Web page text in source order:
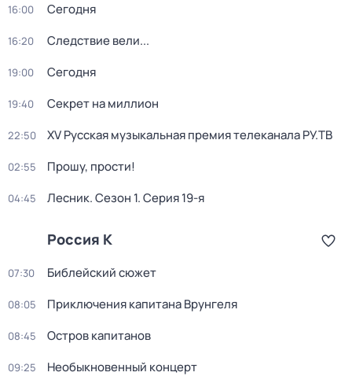
16:00 Сегодня
16:20 Следствие вели...
19:00 Сегодня
19:40 Секрет на миллион
22:50 XV Русская музыкальная премия телеканала РУ.ТВ
02:55 Прошу, прости!
04:45 Лесник. Сезон 1. Серия 19-я
Россия К
07:30 Библейский сюжет
08:05 Приключения капитана Врунгеля
08:45 Остров капитанов
09:25 Необыкновенный концерт